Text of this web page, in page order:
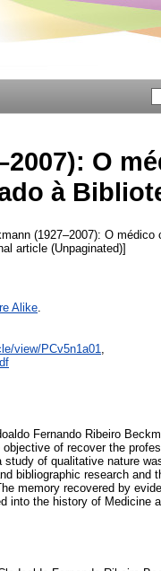
O
à
(1927–2007): O médico
article (Unpaginated)]
Alike
view/PCv5n1a01
Fernando Ribeiro
of recover the
of qualitative nature
bibliographic research and
memory recovered by
into the history of Medicine